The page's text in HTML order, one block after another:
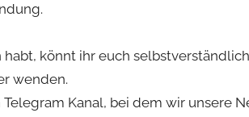
habt, könnt ihr euch
wenden.
Kanal, bei dem wir unsere